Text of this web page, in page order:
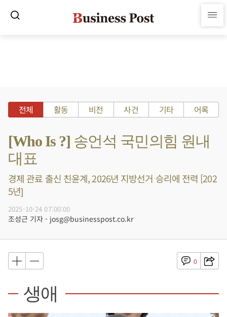
전체 활동 비전 사건 기타 어록
[Who Is ?] 송언석 국민의힘 원내
대표
경제 관료 출신 친윤계, 2026년 지방선거 승리에 전력 [202
5년]
2025-10-24 07:00:00
조성근 기자 - josg@businesspost.co.kr
0
생애